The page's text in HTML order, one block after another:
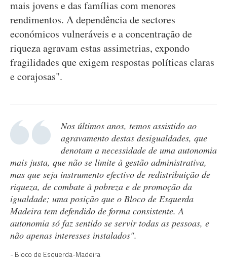
mais jovens e das famílias com menores
rendimentos. A dependência de sectores
económicos vulneráveis e a concentração de
riqueza agravam estas assimetrias, expondo
fragilidades que exigem respostas políticas claras
e corajosas".
Nos últimos anos, temos assistido ao
agravamento destas desigualdades, que
denotam a necessidade de uma autonomia
mais justa, que não se limite à gestão administrativa,
mas que seja instrumento efectivo de redistribuição de
riqueza, de combate à pobreza e de promoção da
igualdade; uma posição que o Bloco de Esquerda
Madeira tem defendido de forma consistente. A
autonomia só faz sentido se servir todas as pessoas, e
não apenas interesses instalados".
Bloco de Esquerda-Madeira